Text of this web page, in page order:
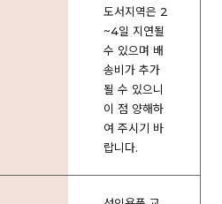
도서지역은 2
~4일 지연될
수 있으며 배
송비가 추가
될 수 있으니
이 점 양해하
여 주시기 바
랍니다.